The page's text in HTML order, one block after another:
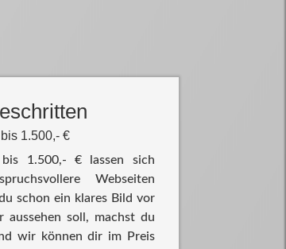
1.500,- €
1.500,- € lassen sich
Webseiten
schon ein klares Bild vor
aussehen soll, machst du
wir können dir im Preis